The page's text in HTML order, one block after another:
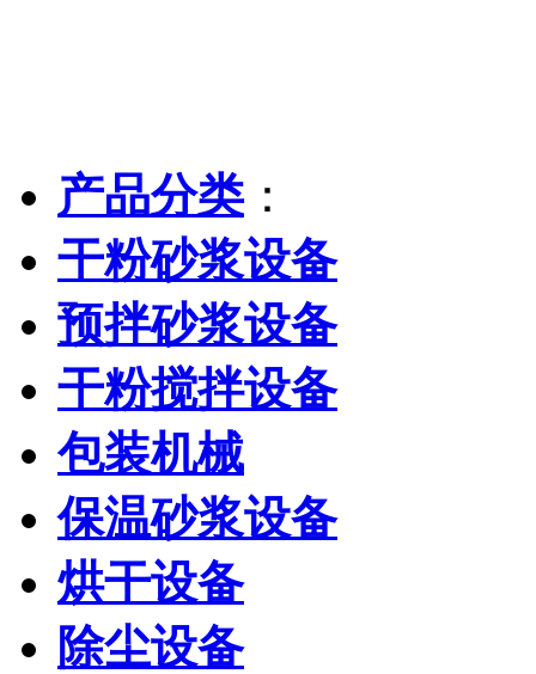
产品分类：
干粉砂浆设备
预拌砂浆设备
干粉搅拌设备
包装机械
保温砂浆设备
烘干设备
除尘设备